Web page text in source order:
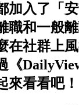
加入了「
職和一般
在社群上
《
來看看吧！